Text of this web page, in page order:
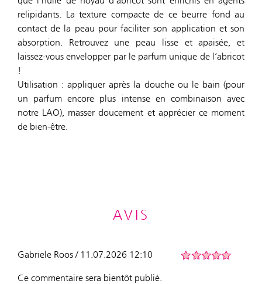
relipidants. La texture compacte de ce beurre fond au
contact de la peau pour faciliter son application et son
absorption. Retrouvez une peau lisse et apaisée, et
laissez-vous envelopper par le parfum unique de l’abricot
!
Utilisation : appliquer après la douche ou le bain (pour
un parfum encore plus intense en combinaison avec
notre LAO), masser doucement et apprécier ce moment
de bien-être.
AVIS
Gabriele Roos / 11.07.2026 12:10
Ce commentaire sera bientôt publié.